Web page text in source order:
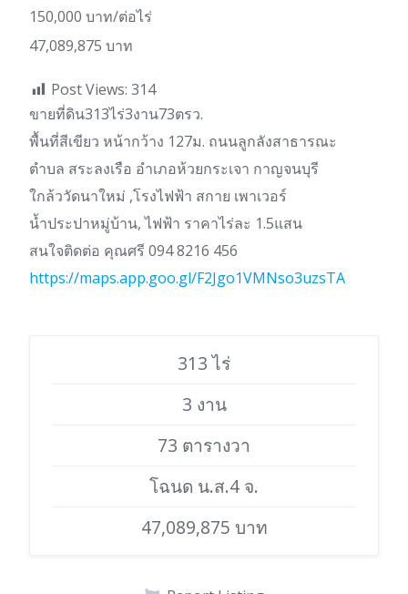
150,000 บาท/ต่อไร่
47,089,875 บาท
Post Views: 314
ขายที่ดิน313ไร่3งาน73ตรว.
พื้นที่สีเขียว หน้ากว้าง 127ม. ถนนลูกลังสาธารณะ
ตำบล สระลงเรือ อำเภอห้วยกระเจา กาญจนบุรี
ใกล้ววัดนาใหม่ ,โรงไฟฟ้า สกาย เพาเวอร์
น้ำประปาหมู่บ้าน, ไฟฟ้า ราคาไร่ละ 1.5แสน
สนใจติดต่อ คุณศรี 094 8216 456
https://maps.app.goo.gl/F2Jgo1VMNso3uzsTA
313 ไร่
3 งาน
73 ตารางวา
โฉนด น.ส.4 จ.
47,089,875 บาท